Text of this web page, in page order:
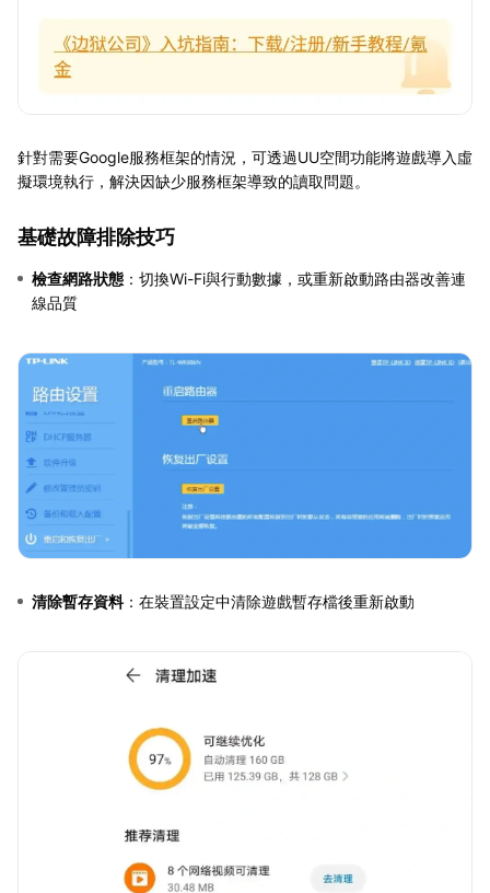
針對需要Google服務框架的情況，可透過UU空間功能將遊戲導入虛
擬環境執行，解決因缺少服務框架導致的讀取問題。
基礎故障排除技巧
檢查網路狀態 ：切換Wi-Fi與行動數據，或重新啟動路由器改善連
線品質
清除暫存資料：在裝置設定中清除遊戲暫存檔後重新啟動